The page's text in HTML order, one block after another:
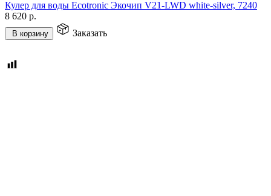
Кулер для воды Ecotronic Экочип V21-LWD white-silver, 7240
8 620 р.
В корзину Заказать